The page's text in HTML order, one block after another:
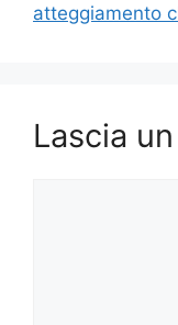
atteggiamento
Lascia